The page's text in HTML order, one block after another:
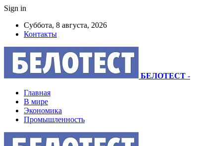
Sign in
Суббота, 8 августа, 2026
Контакты
БЕЛОТЕСТ -
Главная
В мире
Экономика
Промышленность